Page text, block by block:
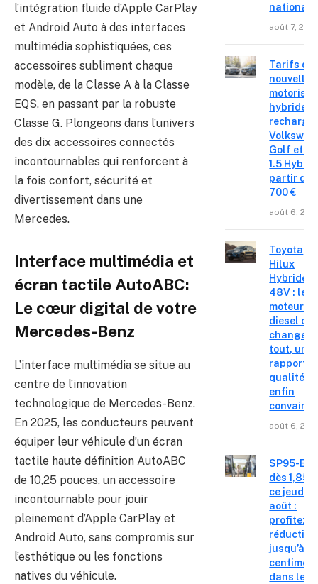
l’intégration fluide d’Apple CarPlay
et Android Auto à des interfaces
multimédia sophistiquées, ces
accessoires subliment chaque
modèle, de la Classe A à la Classe
EQS, en passant par la robuste
Classe G. Plongeons dans l’univers
des dix accessoires connectés
incontournables qui renforcent à
la fois confort, sécurité et
divertissement dans une
Mercedes.
Interface multimédia et
écran tactile AutoABC:
Le cœur digital de votre
Mercedes-Benz
L’interface multimédia se situe au
centre de l’innovation
technologique de Mercedes-Benz.
En 2025, les conducteurs peuvent
équiper leur véhicule d’un écran
tactile haute définition AutoABC
de 10,25 pouces, un accessoire
incontournable pour jouir
pleinement d’Apple CarPlay et
Android Auto, sans compromis sur
l’esthétique ou les fonctions
natives du véhicule.
national
août 7,
Tarifs
nouvelles
hybrides
Golf et T-
1.5 Hybrid
partir de
700 €
août 6,
Toyota
Hilux
Hybride
48V : le
moteur
diesel qui
change
tout, un
rapport
qualité-
enfin
août 6,
SP95-E10
dès 1,85
ce jeudi 6
août :
profitez
jusqu’à 15
centimes
dans les